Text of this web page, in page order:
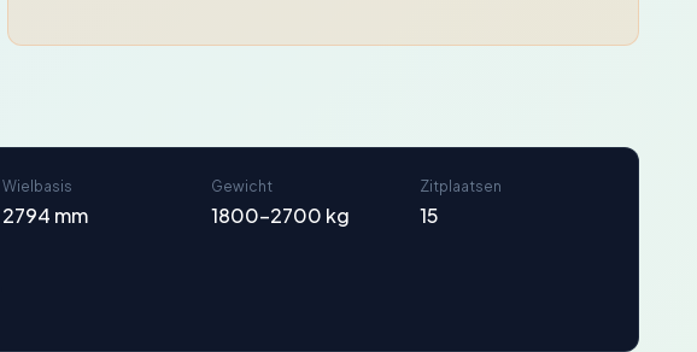
Wielbasis
2794 mm
Gewicht
1800-2700 kg
Zitplaatsen
15